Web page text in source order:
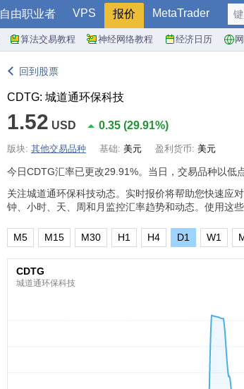
自由职业者 VPS 报价 MetaTrader
算法交易教程 神经网络教程 经济日历
回到股票
CDTG: 城道通环保科技
1.52 USD 0.35 (29.91%)
版块: 其他交易品种 基础: 美元 盈利货币: 美元
今日CDTG汇率已更改29.91%。当日，交易品种以低
关注城道通环保科技动态。实时报价将帮助您快速应
钟、小时、天、周和月监控汇率趋势和动态。使用这
M5 M15 M30 H1 H4 D1 W1
CDTG
城道通环保科技